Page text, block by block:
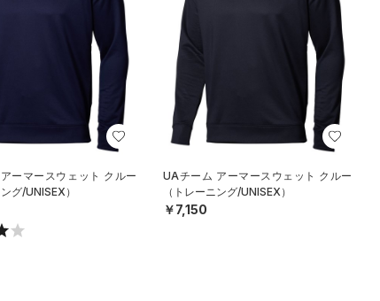
ーマースウェット クルー
グ/UNISEX）
UAチーム アーマースウェット クルー
（トレーニング/UNISEX）
￥7,150